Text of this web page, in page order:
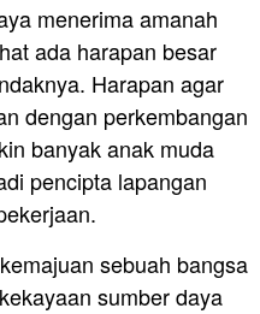
menerima amanah
ada harapan besar
Harapan agar
dengan perkembangan
banyak anak muda
pencipta lapangan
sebuah bangsa
sumber daya